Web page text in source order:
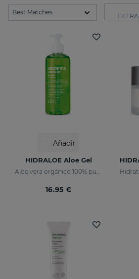
Añadir
HIDRALOE Aloe Gel
Aloe vera orgánico 100% puro
16.95 €